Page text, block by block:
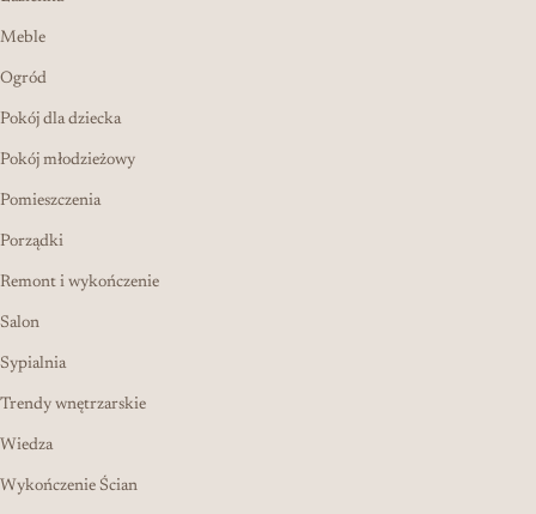
Meble
Ogród
Pokój dla dziecka
Pokój młodzieżowy
Pomieszczenia
Porządki
Remont i wykończenie
Salon
Sypialnia
Trendy wnętrzarskie
Wiedza
Wykończenie Ścian